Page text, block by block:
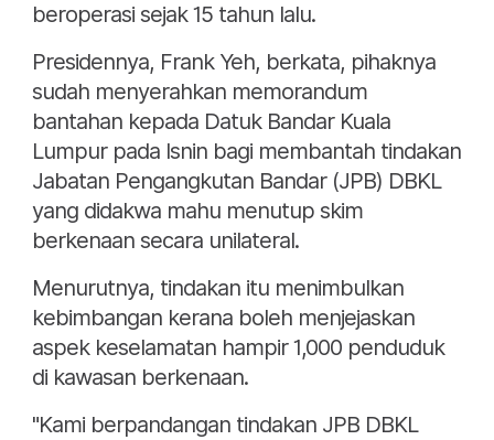
beroperasi sejak 15 tahun lalu.
Presidennya, Frank Yeh, berkata, pihaknya
sudah menyerahkan memorandum
bantahan kepada Datuk Bandar Kuala
Lumpur pada Isnin bagi membantah tindakan
Jabatan Pengangkutan Bandar (JPB) DBKL
yang didakwa mahu menutup skim
berkenaan secara unilateral.
Menurutnya, tindakan itu menimbulkan
kebimbangan kerana boleh menjejaskan
aspek keselamatan hampir 1,000 penduduk
di kawasan berkenaan.
"Kami berpandangan tindakan JPB DBKL